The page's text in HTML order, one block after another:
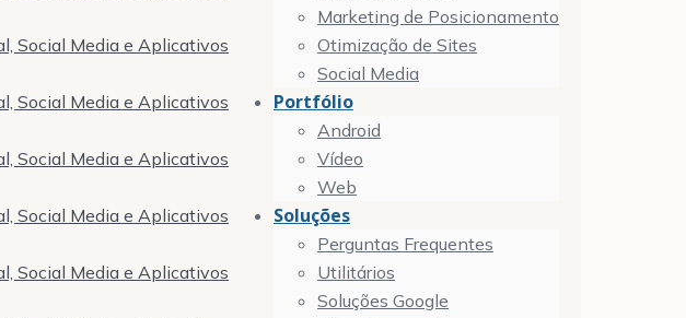
Marketing de Posicionamento
Otimização de Sites
Social Media
Portfólio
Android
Vídeo
Web
Soluções
Perguntas Frequentes
Utilitários
Soluções Google
Social Media e Aplicativos
Social Media e Aplicativos
Social Media e Aplicativos
Social Media e Aplicativos
Social Media e Aplicativos